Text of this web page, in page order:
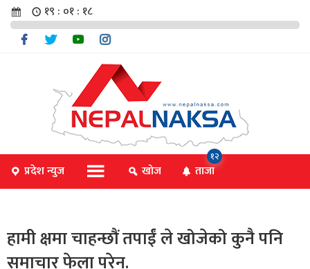
१९ : ०१ : १८
प्रदेश न्युज खोज ताजा
१२
हामी क्षमा चाहन्छौं तपाईं ले खोजेको कुनै पनि
समाचार फेला परेन.